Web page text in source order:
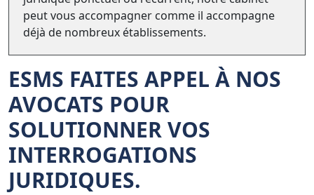
peut vous accompagner comme il accompagne
déjà de nombreux établissements.
ESMS FAITES APPEL À NOS
AVOCATS POUR
SOLUTIONNER VOS
INTERROGATIONS
JURIDIQUES.